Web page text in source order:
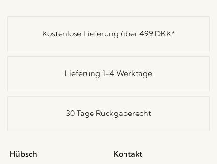
Kostenlose Lieferung über 499 DKK*
Lieferung 1-4 Werktage
30 Tage Rückgaberecht
Hübsch
Kontakt